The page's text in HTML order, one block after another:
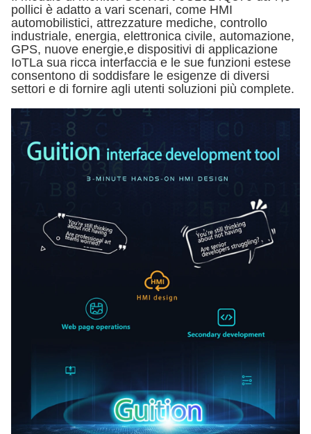
pollici è adatto a vari scenari, come HMI
automobilistici, attrezzature mediche, controllo
industriale, energia, elettronica civile, automazione,
GPS, nuove energie,e dispositivi di applicazione
IoTLa sua ricca interfaccia e le sue funzioni estese
consentono di soddisfare le esigenze di diversi
settori e di fornire agli utenti soluzioni più complete.